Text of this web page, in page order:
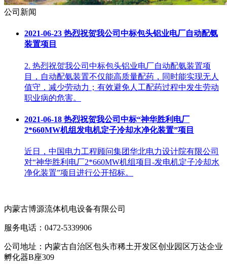
公司新闻
2021-06-23 热烈祝贺我公司中标包头铝业电厂自动配氨
装置项目
2. 热烈祝贺我公司中标包头铝业电厂自动配氨装置项
目，自动配氨装置不仅能高质量配药，同时能实现无人
值守，减少劳动力；有效避免人工配药过程中发生劳动
职业病的危害。
2021-06-18 热烈祝贺我公司中标“神华胜利电厂
2*660MW机组发电机定子冷却水净化装置”项目
近日，中国电力工程顾问集团华北电力设计院有限公司
对“神华胜利电厂2*660MW机组项目-发电机定子冷却水
净化装置”项目进行公开招标。
内蒙古博源流体机电设备有限公司
服务电话：0472-5339906
公司地址：内蒙古自治区包头市稀土开发区创业园区万达企业
孵化器B座309